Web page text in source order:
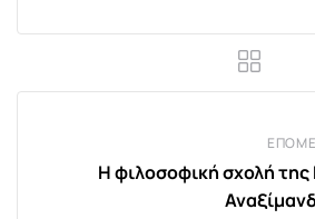
Η φιλοσοφική σχολή